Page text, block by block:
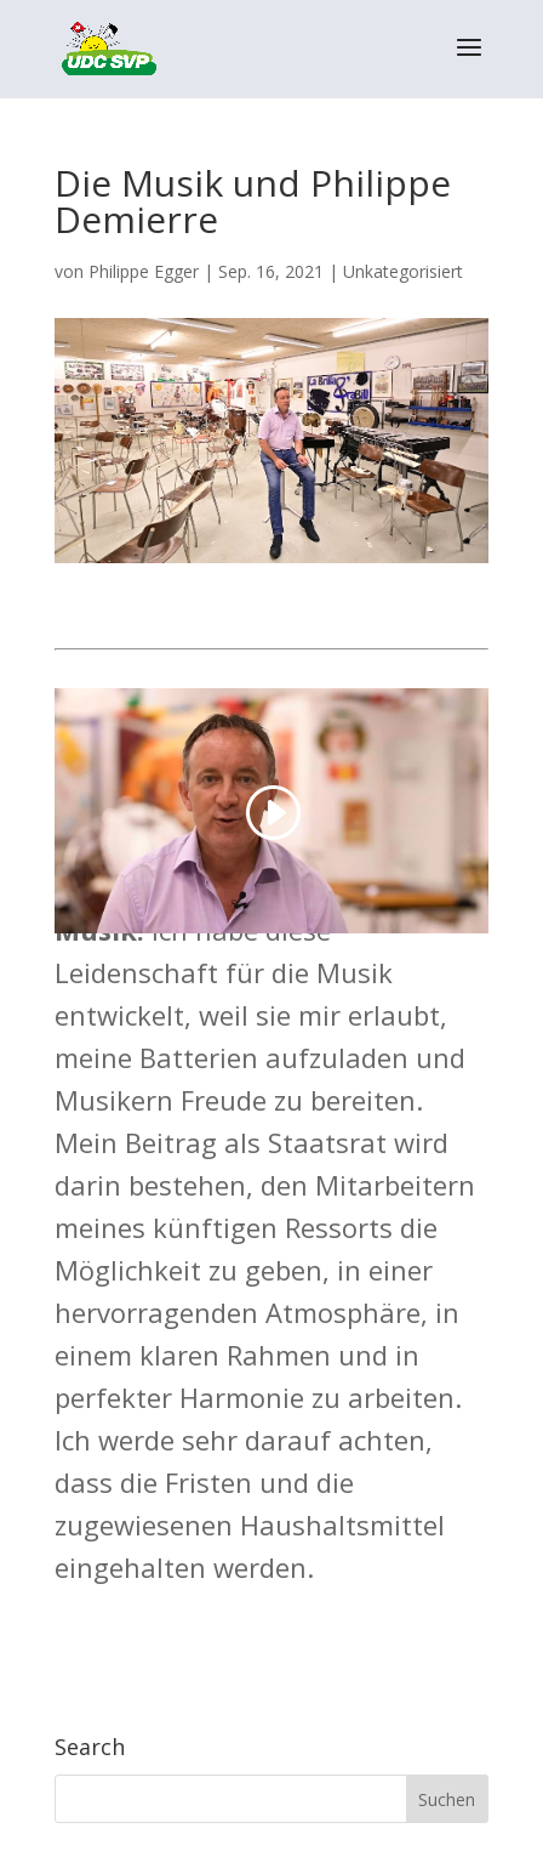
Die Musik und Philippe
Demierre
von Philippe Egger| Sep. 16, 2021 | Unkategorisiert
Musik.Ich habe diese
Leidenschaft für die Musik
entwickelt, weil sie mir erlaubt,
meine Batterien aufzuladen und
Musikern Freude zu bereiten.
Mein Beitrag als Staatsrat wird
darin bestehen, den Mitarbeitern
meines künftigen Ressorts die
Möglichkeit zu geben, in einer
hervorragenden Atmosphäre, in
einem klaren Rahmen und in
perfekter Harmonie zu arbeiten.
Ich werde sehr darauf achten,
dass die Fristen und die
zugewiesenen Haushaltsmittel
eingehalten werden.
Search